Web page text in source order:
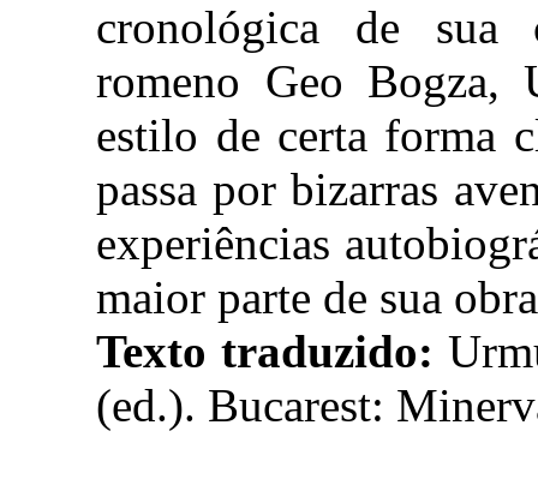
cronológica de sua
romeno Geo Bogza,
estilo de certa forma
passa por bizarras
experiências
maior parte de sua
Texto traduzido:
(ed.). Bucarest: